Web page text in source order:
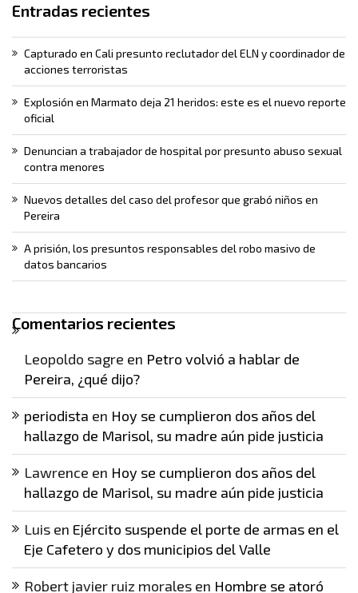
Entradas recientes
Capturado en Cali presunto reclutador del ELN y coordinador de
acciones terroristas
Explosión en Marmato deja 21 heridos: este es el nuevo reporte
oficial
Denuncian a trabajador de hospital por presunto abuso sexual
contra menores
Nuevos detalles del caso del profesor que grabó niños en
Pereira
A prisión, los presuntos responsables del robo masivo de
datos bancarios
Comentarios recientes
Leopoldo sagre en Petro volvió a hablar de
Pereira, ¿qué dijo?
periodista en Hoy se cumplieron dos años del
hallazgo de Marisol, su madre aún pide justicia
Lawrence en Hoy se cumplieron dos años del
hallazgo de Marisol, su madre aún pide justicia
Luis en Ejército suspende el porte de armas en el
Eje Cafetero y dos municipios del Valle
Robert javier ruiz morales en Hombre se atoró